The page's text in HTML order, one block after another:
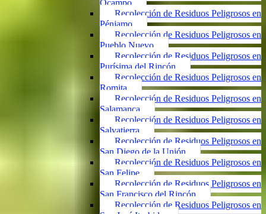
Ocampo
Recolección de Residuos Peligrosos en
Pénjamo
Recolección de Residuos Peligrosos en
Pueblo Nuevo
Recolección de Residuos Peligrosos en
Purísima del Rincón
Recolección de Residuos Peligrosos en
Romita
Recolección de Residuos Peligrosos en
Salamanca
Recolección de Residuos Peligrosos en
Salvatierra
Recolección de Residuos Peligrosos en
San Diego de la Unión
Recolección de Residuos Peligrosos en
San Felipe
Recolección de Residuos Peligrosos en
San Francisco del Rincón
Recolección de Residuos Peligrosos en